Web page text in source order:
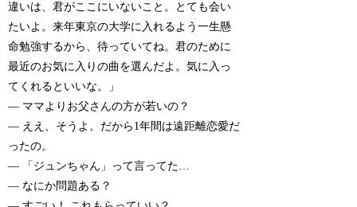
違いは、君がここにいないこと。とても会い
たいよ。来年東京の大学に入れるよう一生懸
命勉強するから、待っていてね。君のために
最近のお気に入りの曲を選んだよ。気に入っ
てくれるといいな。」
— ママよりお父さんの方が若いの？
— ええ、そうよ。だから1年間は遠距離恋愛だ
ったの。
— 「ジュンちゃん」って言ってた…
— なにか問題ある？